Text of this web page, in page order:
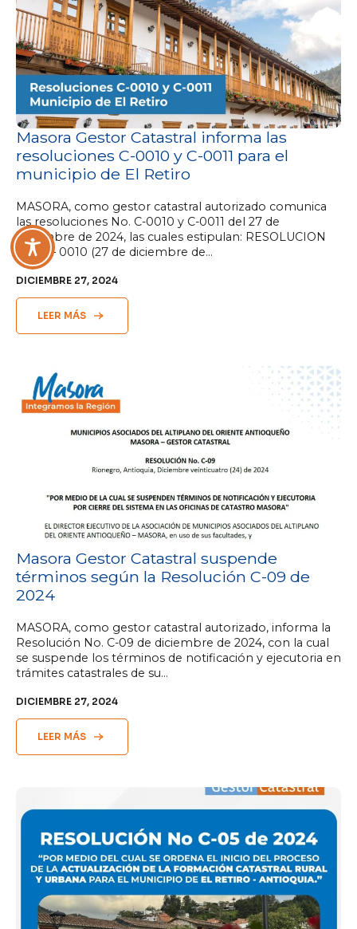
Masora Gestor Catastral informa las
resoluciones C-0010 y C-0011 para el
municipio de El Retiro
DICIEMBRE 27, 2024
MASORA, como gestor catastral autorizado comunica
las resoluciones No. C-0010 y C-0011 del 27 de
diciembre de 2024, las cuales estipulan: RESOLUCION
No. C – 0010 (27 de diciembre de…
LEER MÁS
Masora Gestor Catastral suspende
términos según la Resolución C-09 de
2024
DICIEMBRE 27, 2024
MASORA, como gestor catastral autorizado, informa la
Resolución No. C-09 de diciembre de 2024, con la cual
se suspende los términos de notificación y ejecutoria en
trámites catastrales de su…
LEER MÁS